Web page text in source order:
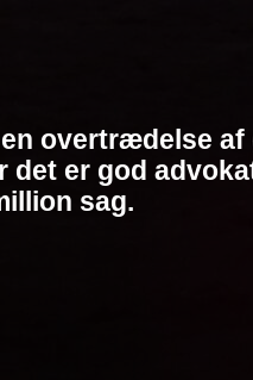
overtrædelse
er god
sag.